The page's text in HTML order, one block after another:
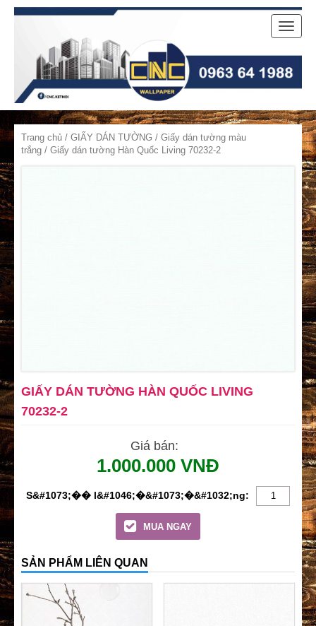
Toggle
Trang chủ / GIẤY DÁN TƯỜNG / Giấy dán tường màu
trắng / Giấy dán tường Hàn Quốc Living 70232-2
GIẤY DÁN TƯỜNG HÀN QUỐC LIVING
70232-2
Giá bán:
1.000.000 VNĐ
MUA NGAY
SẢN PHẨM LIÊN QUAN